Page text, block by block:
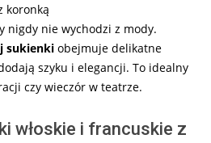
koronką
nigdy nie wychodzi z mody.
sukienki obejmuje delikatne
szyku i elegancji. To idealny
czy wieczór w teatrze.
włoskie i francuskie z